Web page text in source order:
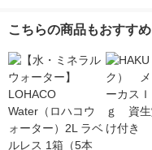
こちらの商品もおすすめ